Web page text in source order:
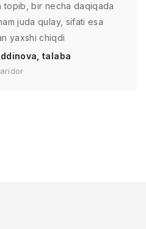
topib, bir necha daqiqada
juda qulay, sifati esa
yaxshi chiqdi
talaba